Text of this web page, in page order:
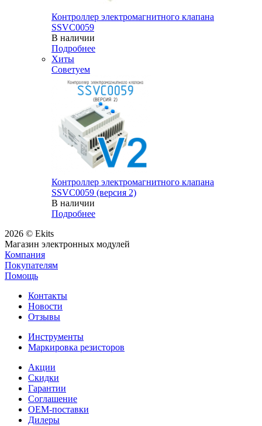
Контроллер электромагнитного клапана
SSVC0059
В наличии
Подробнее
Хиты
Советуем
Контроллер электромагнитного клапана
SSVC0059 (версия 2)
В наличии
Подробнее
2026 © Ekits
Магазин электронных модулей
Компания
Покупателям
Помощь
Контакты
Новости
Отзывы
Инструменты
Маркировка резисторов
Акции
Скидки
Гарантии
Соглашение
OEM-поставки
Дилеры